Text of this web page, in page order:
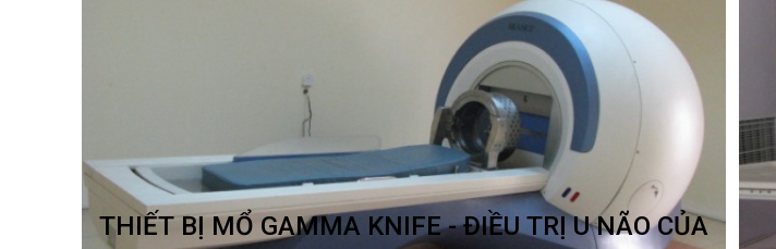
THIẾT BỊ MỔ GAMMA KNIFE - ĐIỀU TRỊ U NÃO CỦA